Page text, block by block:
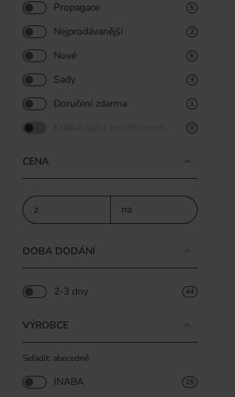
Propagace 5
Nejprodávanější 2
Nové 6
Sady 3
Doručení zdarma 1
0
CENA
z na
DOBA DODÁNÍ
2-3 dny 44
VÝROBCE
Seřadit: abecedně
INABA 25